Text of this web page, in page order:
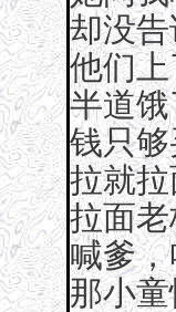
却没
他们
半道
钱只
拉就
拉面
喊爹
那小